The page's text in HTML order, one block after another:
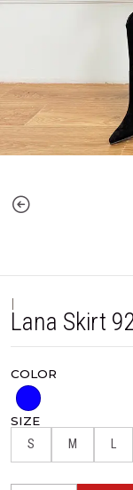
|
Lana Skirt
COLOR
SIZE
S M L